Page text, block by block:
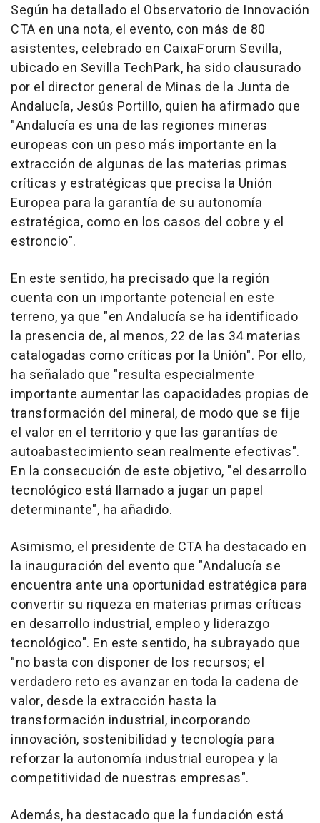
Según ha detallado el Observatorio de Innovación
CTA en una nota, el evento, con más de 80
asistentes, celebrado en CaixaForum Sevilla,
ubicado en Sevilla TechPark, ha sido clausurado
por el director general de Minas de la Junta de
Andalucía, Jesús Portillo, quien ha afirmado que
"Andalucía es una de las regiones mineras
europeas con un peso más importante en la
extracción de algunas de las materias primas
críticas y estratégicas que precisa la Unión
Europea para la garantía de su autonomía
estratégica, como en los casos del cobre y el
estroncio".
En este sentido, ha precisado que la región
cuenta con un importante potencial en este
terreno, ya que "en Andalucía se ha identificado
la presencia de, al menos, 22 de las 34 materias
catalogadas como críticas por la Unión". Por ello,
ha señalado que "resulta especialmente
importante aumentar las capacidades propias de
transformación del mineral, de modo que se fije
el valor en el territorio y que las garantías de
autoabastecimiento sean realmente efectivas".
En la consecución de este objetivo, "el desarrollo
tecnológico está llamado a jugar un papel
determinante", ha añadido.
Asimismo, el presidente de CTA ha destacado en
la inauguración del evento que "Andalucía se
encuentra ante una oportunidad estratégica para
convertir su riqueza en materias primas críticas
en desarrollo industrial, empleo y liderazgo
tecnológico". En este sentido, ha subrayado que
"no basta con disponer de los recursos; el
verdadero reto es avanzar en toda la cadena de
valor, desde la extracción hasta la
transformación industrial, incorporando
innovación, sostenibilidad y tecnología para
reforzar la autonomía industrial europea y la
competitividad de nuestras empresas".
Además, ha destacado que la fundación está